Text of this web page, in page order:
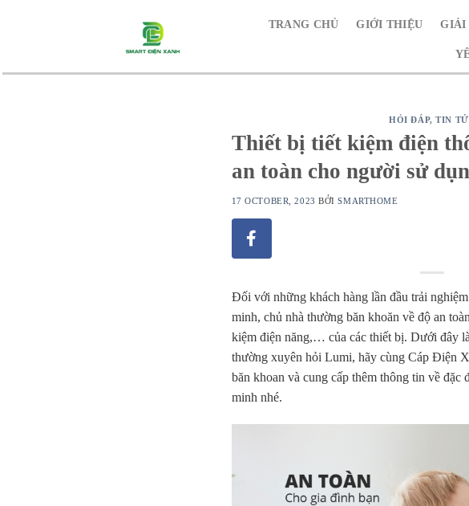
TRANG CHỦ GIỚI THIỆU GIẢI
HỎI ĐÁP,TIN
Thiết bị tiết kiệm điện
an toàn cho người sử
17 OCTOBER, 2023 BỞISMARTHOME
Đối với những khách hàng lần đầu trải
minh, chủ nhà thường băn khoăn về độ an
kiệm điện năng,… của các thiết bị. Dưới đây
thường xuyên hỏi Lumi, hãy cùng Cáp Điện
băn khoan và cung cấp thêm thông tin về đặc
minh nhé.